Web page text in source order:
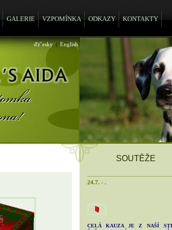
GALERIE VZPOMÍNKA ODKAZY KONTAKTY
ďż˝esky| English
SOUTĚŽE
24.7. - .
CELÁ KAUZA JE Z NAŠÍ